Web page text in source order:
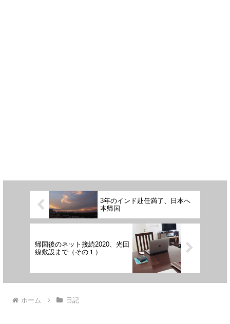
3年のインド赴任満了、日本へ
本帰国
帰国後のネット接続2020、光回
線敷設まで（その１）
ホーム 日記